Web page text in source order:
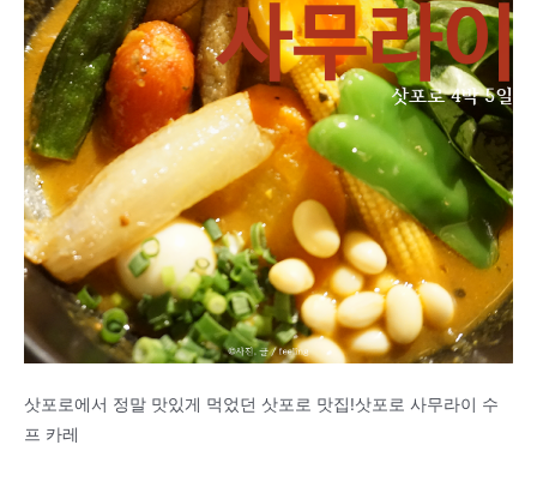
삿포로에서 정말 맛있게 먹었던 삿포로 맛집!삿포로 사무라이 수
프 카레